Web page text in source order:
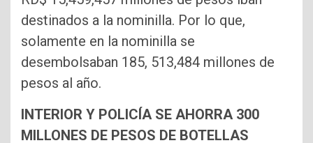
destinados a la nominilla. Por lo que,
solamente en la nominilla se
desembolsaban 185, 513,484 millones de
pesos al año.
INTERIOR Y POLICÍA SE AHORRA 300
MILLONES DE PESOS DE BOTELLAS